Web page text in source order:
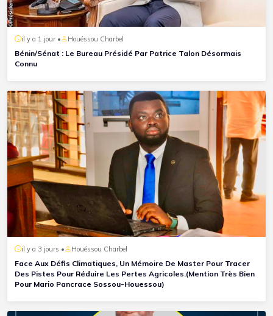
il y a 1 jour • Houéssou Charbel
Bénin/Sénat : Le Bureau Présidé Par Patrice Talon Désormais
Connu
il y a 3 jours • Houéssou Charbel
Face Aux Défis Climatiques, Un Mémoire De Master Pour Tracer
Des Pistes Pour Réduire Les Pertes Agricoles.(Mention Très Bien
Pour Mario Pancrace Sossou-Houessou)